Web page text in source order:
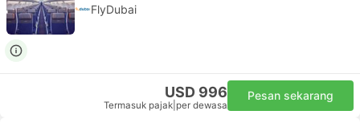
FlyDubai
USD 996
Termasuk pajak per dewasa
Pesan sekarang